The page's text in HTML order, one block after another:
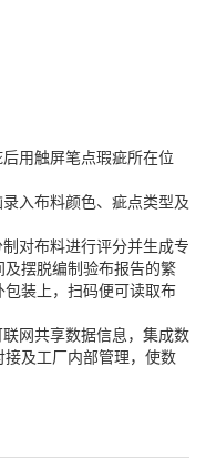
用触屏笔点瑕疵所在位
入布料颜色、疵点类型及
对布料进行评分并生成专
摆脱编制验布报告的繁
装上，扫码便可读取布
网共享数据信息，集成数
及工厂内部管理，使数